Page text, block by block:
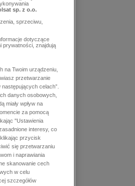
sp. z o.o.
sprzeciwu,
dotyczące
prywatności, znajdują
na Twoim urządzeniu,
przetwarzanie
celach”.
danych osobowych,
miały wpływ na
za pomocą
"Ustawienia
interesy, co
przycisk
się przetwarzaniu
i naprawiania
skanowanie cech
w celu
szczegółów